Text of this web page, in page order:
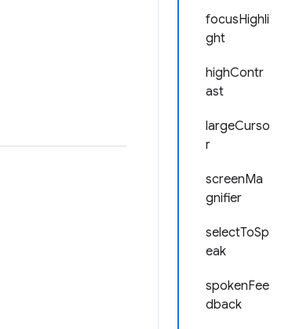
focusHighli
ght
highContr
ast
largeCurso
r
screenMa
gnifier
selectToSp
eak
spokenFee
dback